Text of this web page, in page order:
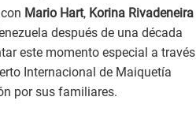
Mario Hart, Korina Rivadeneira
después de una década
este momento especial a través
Internacional de Maiquetía
por sus familiares.